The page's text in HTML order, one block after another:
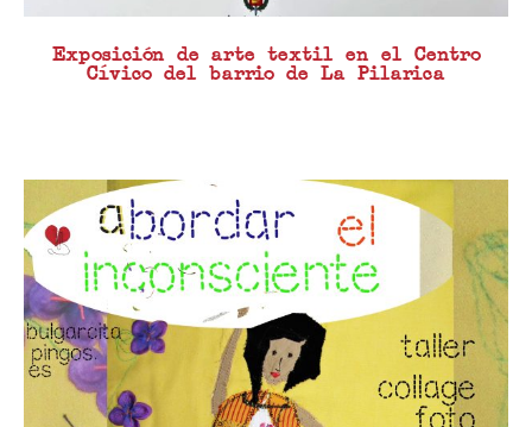
Exposición de arte textil en el Centro
Cívico del barrio de La Pilarica